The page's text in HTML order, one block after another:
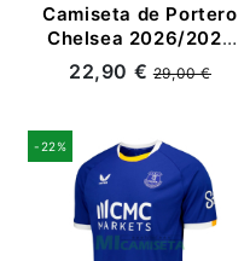
Camiseta de Portero
Chelsea 2026/2027
Amarillo
22,90 €29,00 €
-22%